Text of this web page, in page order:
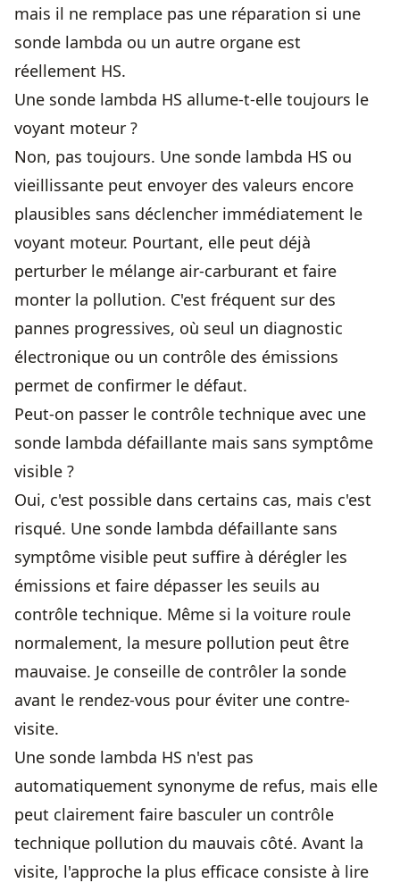
mais il ne remplace pas une réparation si une
sonde lambda ou un autre organe est
réellement HS.
Une sonde lambda HS allume-t-elle toujours le
voyant moteur ?
Non, pas toujours. Une sonde lambda HS ou
vieillissante peut envoyer des valeurs encore
plausibles sans déclencher immédiatement le
voyant moteur. Pourtant, elle peut déjà
perturber le mélange air-carburant et faire
monter la pollution. C'est fréquent sur des
pannes progressives, où seul un diagnostic
électronique ou un contrôle des émissions
permet de confirmer le défaut.
Peut-on passer le contrôle technique avec une
sonde lambda défaillante mais sans symptôme
visible ?
Oui, c'est possible dans certains cas, mais c'est
risqué. Une sonde lambda défaillante sans
symptôme visible peut suffire à dérégler les
émissions et faire dépasser les seuils au
contrôle technique. Même si la voiture roule
normalement, la mesure pollution peut être
mauvaise. Je conseille de contrôler la sonde
avant le rendez-vous pour éviter une contre-
visite.
Une sonde lambda HS n'est pas
automatiquement synonyme de refus, mais elle
peut clairement faire basculer un contrôle
technique pollution du mauvais côté. Avant la
visite, l'approche la plus efficace consiste à lire